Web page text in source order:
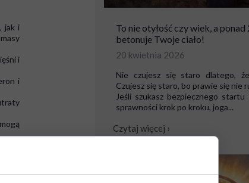
To nie otyłość czy wiek, a ponad
betonuje Twoje ciało!
20 kwietnia 2026
Nie czujesz się staro dlatego,
Czujesz się staro, bo prawie się nie
Jeśli szukasz bezpiecznego
sprawności krok po kroku, joga...
Czytaj więcej ›
jak i
i
i
ich